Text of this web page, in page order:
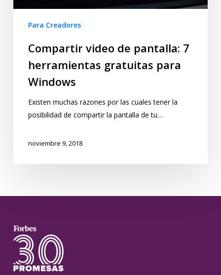
Para Creadores
Compartir video de pantalla: 7
herramientas gratuitas para
Windows
Existen muchas razones por las cuales tener la
posibilidad de compartir la pantalla de tu…
noviembre 9, 2018